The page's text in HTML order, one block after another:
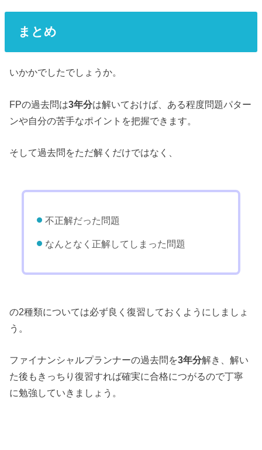
まとめ
いかかでしたでしょうか。
FPの過去問は3年分は解いておけば、ある程度問題パター
ンや自分の苦手なポイントを把握できます。
そして過去問をただ解くだけではなく、
不正解だった問題
なんとなく正解してしまった問題
の2種類については必ず良く復習しておくようにしましょ
う。
ファイナンシャルプランナーの過去問を3年分解き、解い
た後もきっちり復習すれば確実に合格につがるので丁寧
に勉強していきましょう。